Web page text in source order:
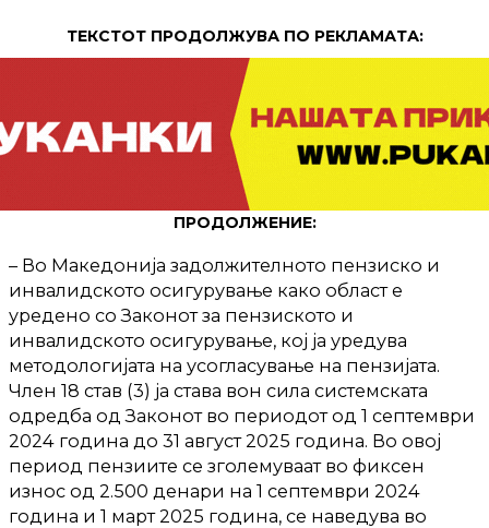
ТЕКСТОТ ПРОДОЛЖУВА ПО РЕКЛАМАТА:
ПРОДОЛЖЕНИЕ:
– Во Македонија задолжителното пензиско и
инвалидското осигурување како област е
уредено со Законот за пензиското и
инвалидското осигурување, кој ја уредува
методологијата на усогласување на пензијата.
Член 18 став (3) ја става вон сила системската
одредба од Законот во периодот од 1 септември
2024 година до 31 август 2025 година. Во овој
период пензиите се зголемуваат во фиксен
износ од 2.500 денари на 1 септември 2024
година и 1 март 2025 година, се наведува во